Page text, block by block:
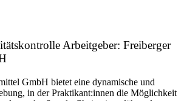
Arbeitgeber: Freiberger
GmbH bietet eine dynamische und
in der Praktikant:innen die Möglichkeit